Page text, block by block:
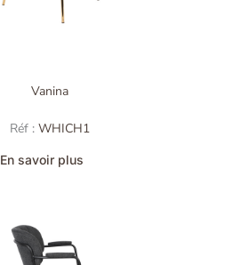
Vanina
Réf : WHICH1
En savoir plus